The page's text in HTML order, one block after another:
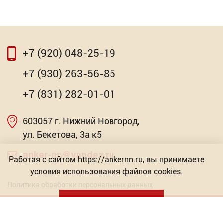
+7 (920) 048-25-19
+7 (930) 263-56-85
+7 (831) 282-01-01
603057 г. Нижний Новгород,
ул. Бекетова, 3а к5
anker-nn@yandex.ru
Политика обработки персональных данных
Работая с сайтом https://ankernn.ru, вы принимаете
условия использования файлов cookies.